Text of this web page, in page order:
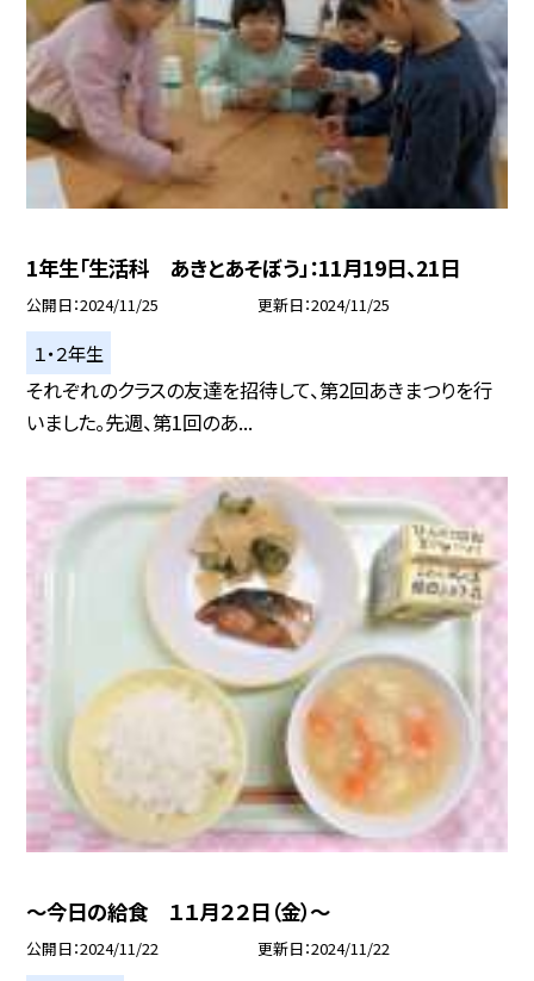
1年生「生活科 あきとあそぼう」：11月19日、21日
公開日 2024/11/25 更新日 2024/11/25
１・２年生
それぞれのクラスの友達を招待して、第2回あきまつりを行
いました。先週、第1回のあ...
〜今日の給食 １１月２２日（金）〜
公開日 2024/11/22 更新日 2024/11/22